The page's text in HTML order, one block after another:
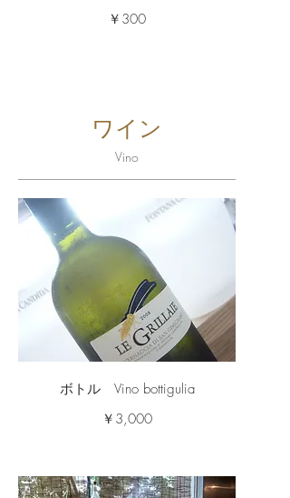
￥300
ワイン
Vino
ボトル Vino bottigulia
￥3,000